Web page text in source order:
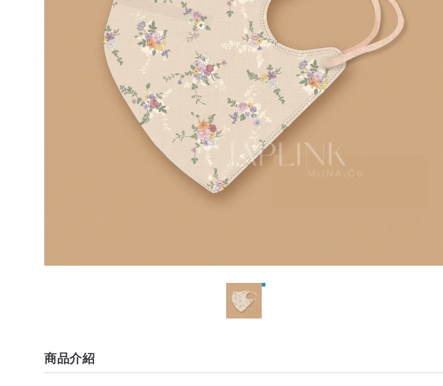
商品介紹